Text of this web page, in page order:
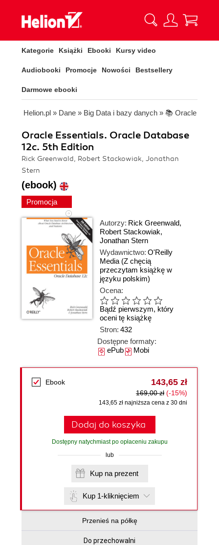
Kategorie Książki Ebooki Kursy video
Audiobooki Promocje Nowości Bestsellery
Darmowe ebooki
Helion.pl » Dane » Big Data i bazy danych » 📚 Oracle
Oracle Essentials. Oracle Database
12c. 5th Edition
Rick Greenwald, Robert Stackowiak, Jonathan
Stern
(ebook)
Promocja
Autorzy: Rick Greenwald,
Robert Stackowiak,
Jonathan Stern
Wydawnictwo: O'Reilly
Media (Z chęcią
przeczytam książkę w
języku polskim)
Ocena:
Bądź pierwszym, który
oceni tę książkę
Stron: 432
Dostępne formaty:
ePubMobi
Ebook 143,65 zł
169,00 zł (-15%)
143,65 zł najniższa cena z 30 dni
Dodaj do koszyka
Dostępny natychmiast po opłaceniu zakupu
lub
Kup na prezent
Kup 1-kliknięciem
Przenieś na półkę
Do przechowalni